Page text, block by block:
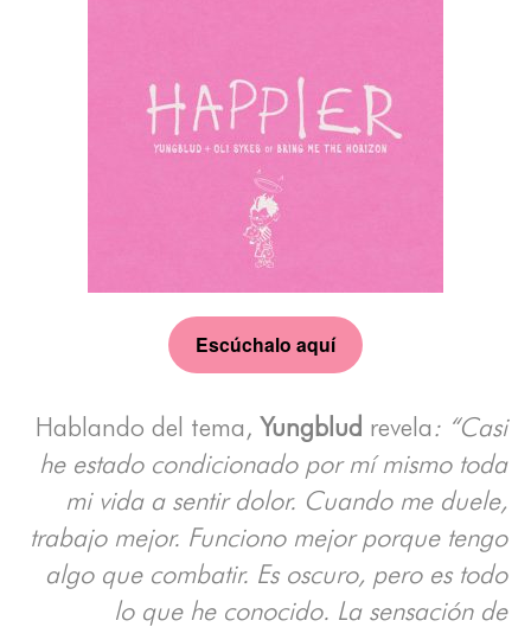
Escúchalo aquí
Hablando del tema, Yungblud revela: “Casi
he estado condicionado por mí mismo toda
mi vida a sentir dolor. Cuando me duele,
trabajo mejor. Funciono mejor porque tengo
algo que combatir. Es oscuro, pero es todo
lo que he conocido. La sensación de